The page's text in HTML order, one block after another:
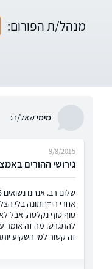
מנהל/ת הפורום:
מימישאל/ה:
גירושי ההורים
9/8/2015
סוף סוף נקלטה, אבל
להתגרש. מה זה אומר
זה קשור למי השקיע